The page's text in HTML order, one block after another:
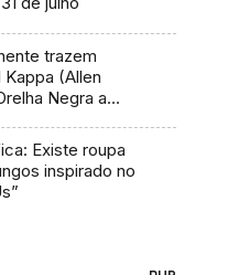
trazem
Kappa (Allen
Negra a
Existe roupa
inspirado no